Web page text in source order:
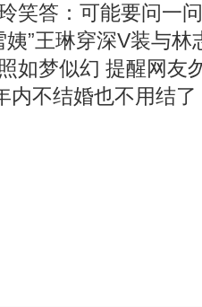
笑答：可能要问一
”王琳穿深V装与林
如梦似幻 提醒网友
内不结婚也不用结了